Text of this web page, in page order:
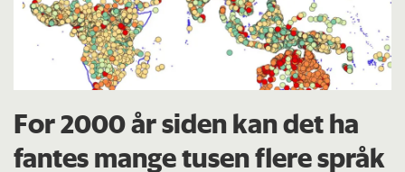
For 2000 år siden kan det ha
fantes mange tusen flere språk